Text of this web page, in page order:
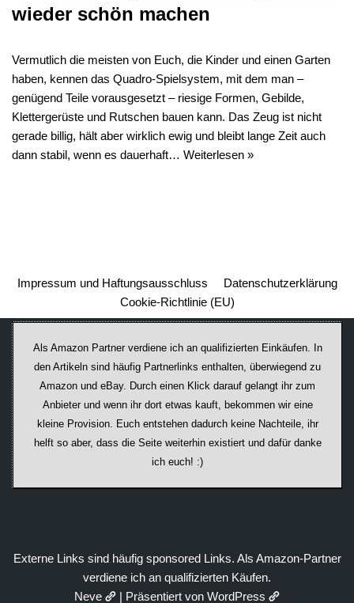
wieder schön machen
Vermutlich die meisten von Euch, die Kinder und einen Garten
haben, kennen das Quadro-Spielsystem, mit dem man –
genügend Teile vorausgesetzt – riesige Formen, Gebilde,
Klettergerüste und Rutschen bauen kann. Das Zeug ist nicht
gerade billig, hält aber wirklich ewig und bleibt lange Zeit auch
dann stabil, wenn es dauerhaft… Weiterlesen »
Impressum und Haftungsausschluss
Datenschutzerklärung
Cookie-Richtlinie (EU)
Als Amazon Partner verdiene ich an qualifizierten Einkäufen. In
den Artikeln sind häufig Partnerlinks enthalten, überwiegend zu
Amazon und eBay. Durch einen Klick darauf ge­lan­gt ihr zum
Anbieter und wenn ihr dort etwas kauft, bekommen wir ei­ne
kleine Provision. Euch entstehen dadurch keine Nachteile, ihr
helft so aber, dass die Seite weiterhin existiert und dafür danke
ich euch! :)
Externe Links sind häufig sponsored Links. Als Amazon-Partner
verdiene ich an qualifizierten Käufen.
Neve
| Präsentiert von WordPress